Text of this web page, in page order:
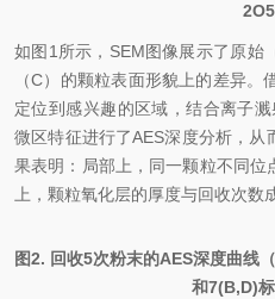
2O5
如图1所示，SEM图像展示了原始
（C）的颗粒表面形貌上的差异
定位到感兴趣的区域，结合离子
微区特征进行了AES深度分析，
果表明：局部上，同一颗粒不同
上，颗粒氧化层的厚度与回收次数
图2. 回收5次粉末的AES深度曲线
和7(B,D)标